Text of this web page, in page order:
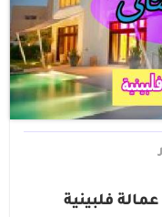
فلبينية